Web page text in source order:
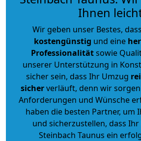
Ihnen
Wir geben unser Bestes,
kostengünstig und eine
Professionalitätsowie
unserer Unterstützung in
sicher sein, dass Ihr Umzug
sicherverläuft, denn wir
Anforderungen und Wünsche
haben die besten Partner, um
und sicherzustellen, dass
Steinbach Taunus ein